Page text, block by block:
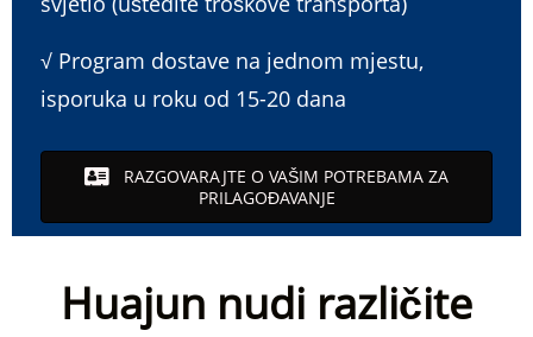
√ Program dostave na jednom mjestu,
isporuka u roku od 15-20 dana
RAZGOVARAJTE O VAŠIM POTREBAMA ZA
PRILAGOĐAVANJE
Huajun nudi različite